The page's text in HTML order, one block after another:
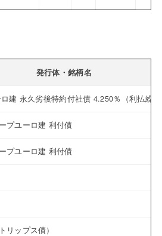
発行体・銘柄名
建 永久劣後特約付社債 4.250％（利払繰
プユーロ建 利付債
プユーロ建 利付債
リップス債）